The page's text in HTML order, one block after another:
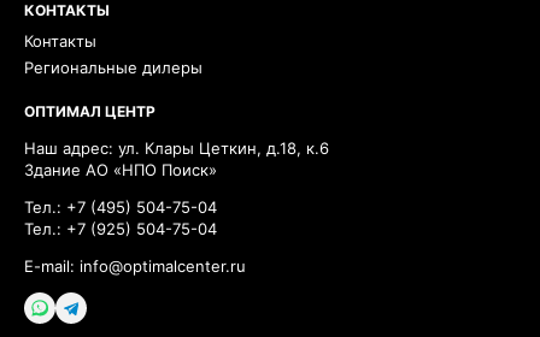
КОНТАКТЫ
Контакты
Региональные дилеры
ОПТИМАЛ ЦЕНТР
Наш адрес: ул. Клары Цеткин, д.18, к.6
Здание АО «НПО Поиск»
Тел.: +7 (495) 504-75-04
Тел.: +7 (925) 504-75-04
E-mail: info@optimalcenter.ru